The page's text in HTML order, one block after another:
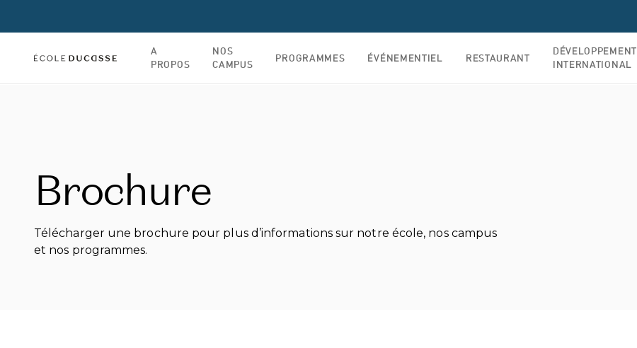
A
PROPOS
NOS
CAMPUS
PROGRAMMES ÉVÉNEMENTIEL RESTAURANT
DÉVELOPPEMENT
INTERNATIONAL
Brochure
Télécharger une brochure pour plus d’informations sur notre école, nos campus
et nos programmes.